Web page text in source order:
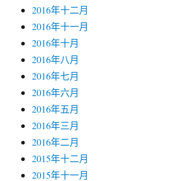
2016年十二月
2016年十一月
2016年十月
2016年八月
2016年七月
2016年六月
2016年五月
2016年三月
2016年二月
2015年十二月
2015年十一月